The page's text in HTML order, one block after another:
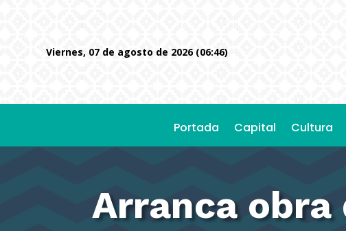
viernes, 07 de agosto de 2026 (06:46)
Portada Capital Cultura
Arranca